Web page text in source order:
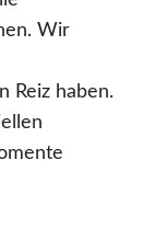
Wir
Reiz haben.